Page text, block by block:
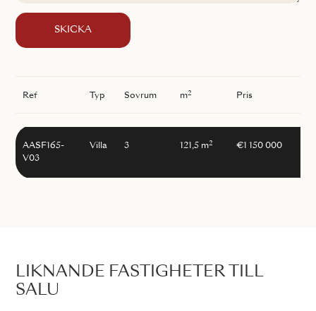
SKICKA
Ref Typ Sovrum m2 Pris
AASF165-
V03
Villa 3 121,5 m2 €1 150 000
LIKNANDE FASTIGHETER TILL
SALU